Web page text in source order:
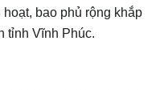
bao phủ rộng khắp
tỉnh Vĩnh Phúc.